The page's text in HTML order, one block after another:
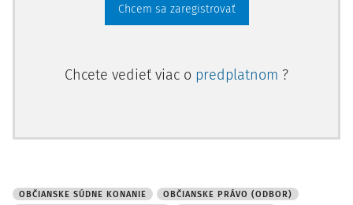
Chcem sa zaregistrovať
Chcete vedieť viac o predplatnom ?
OBČIANSKE SÚDNE KONANIE
OBČIANSKE PRÁVO (ODBOR)